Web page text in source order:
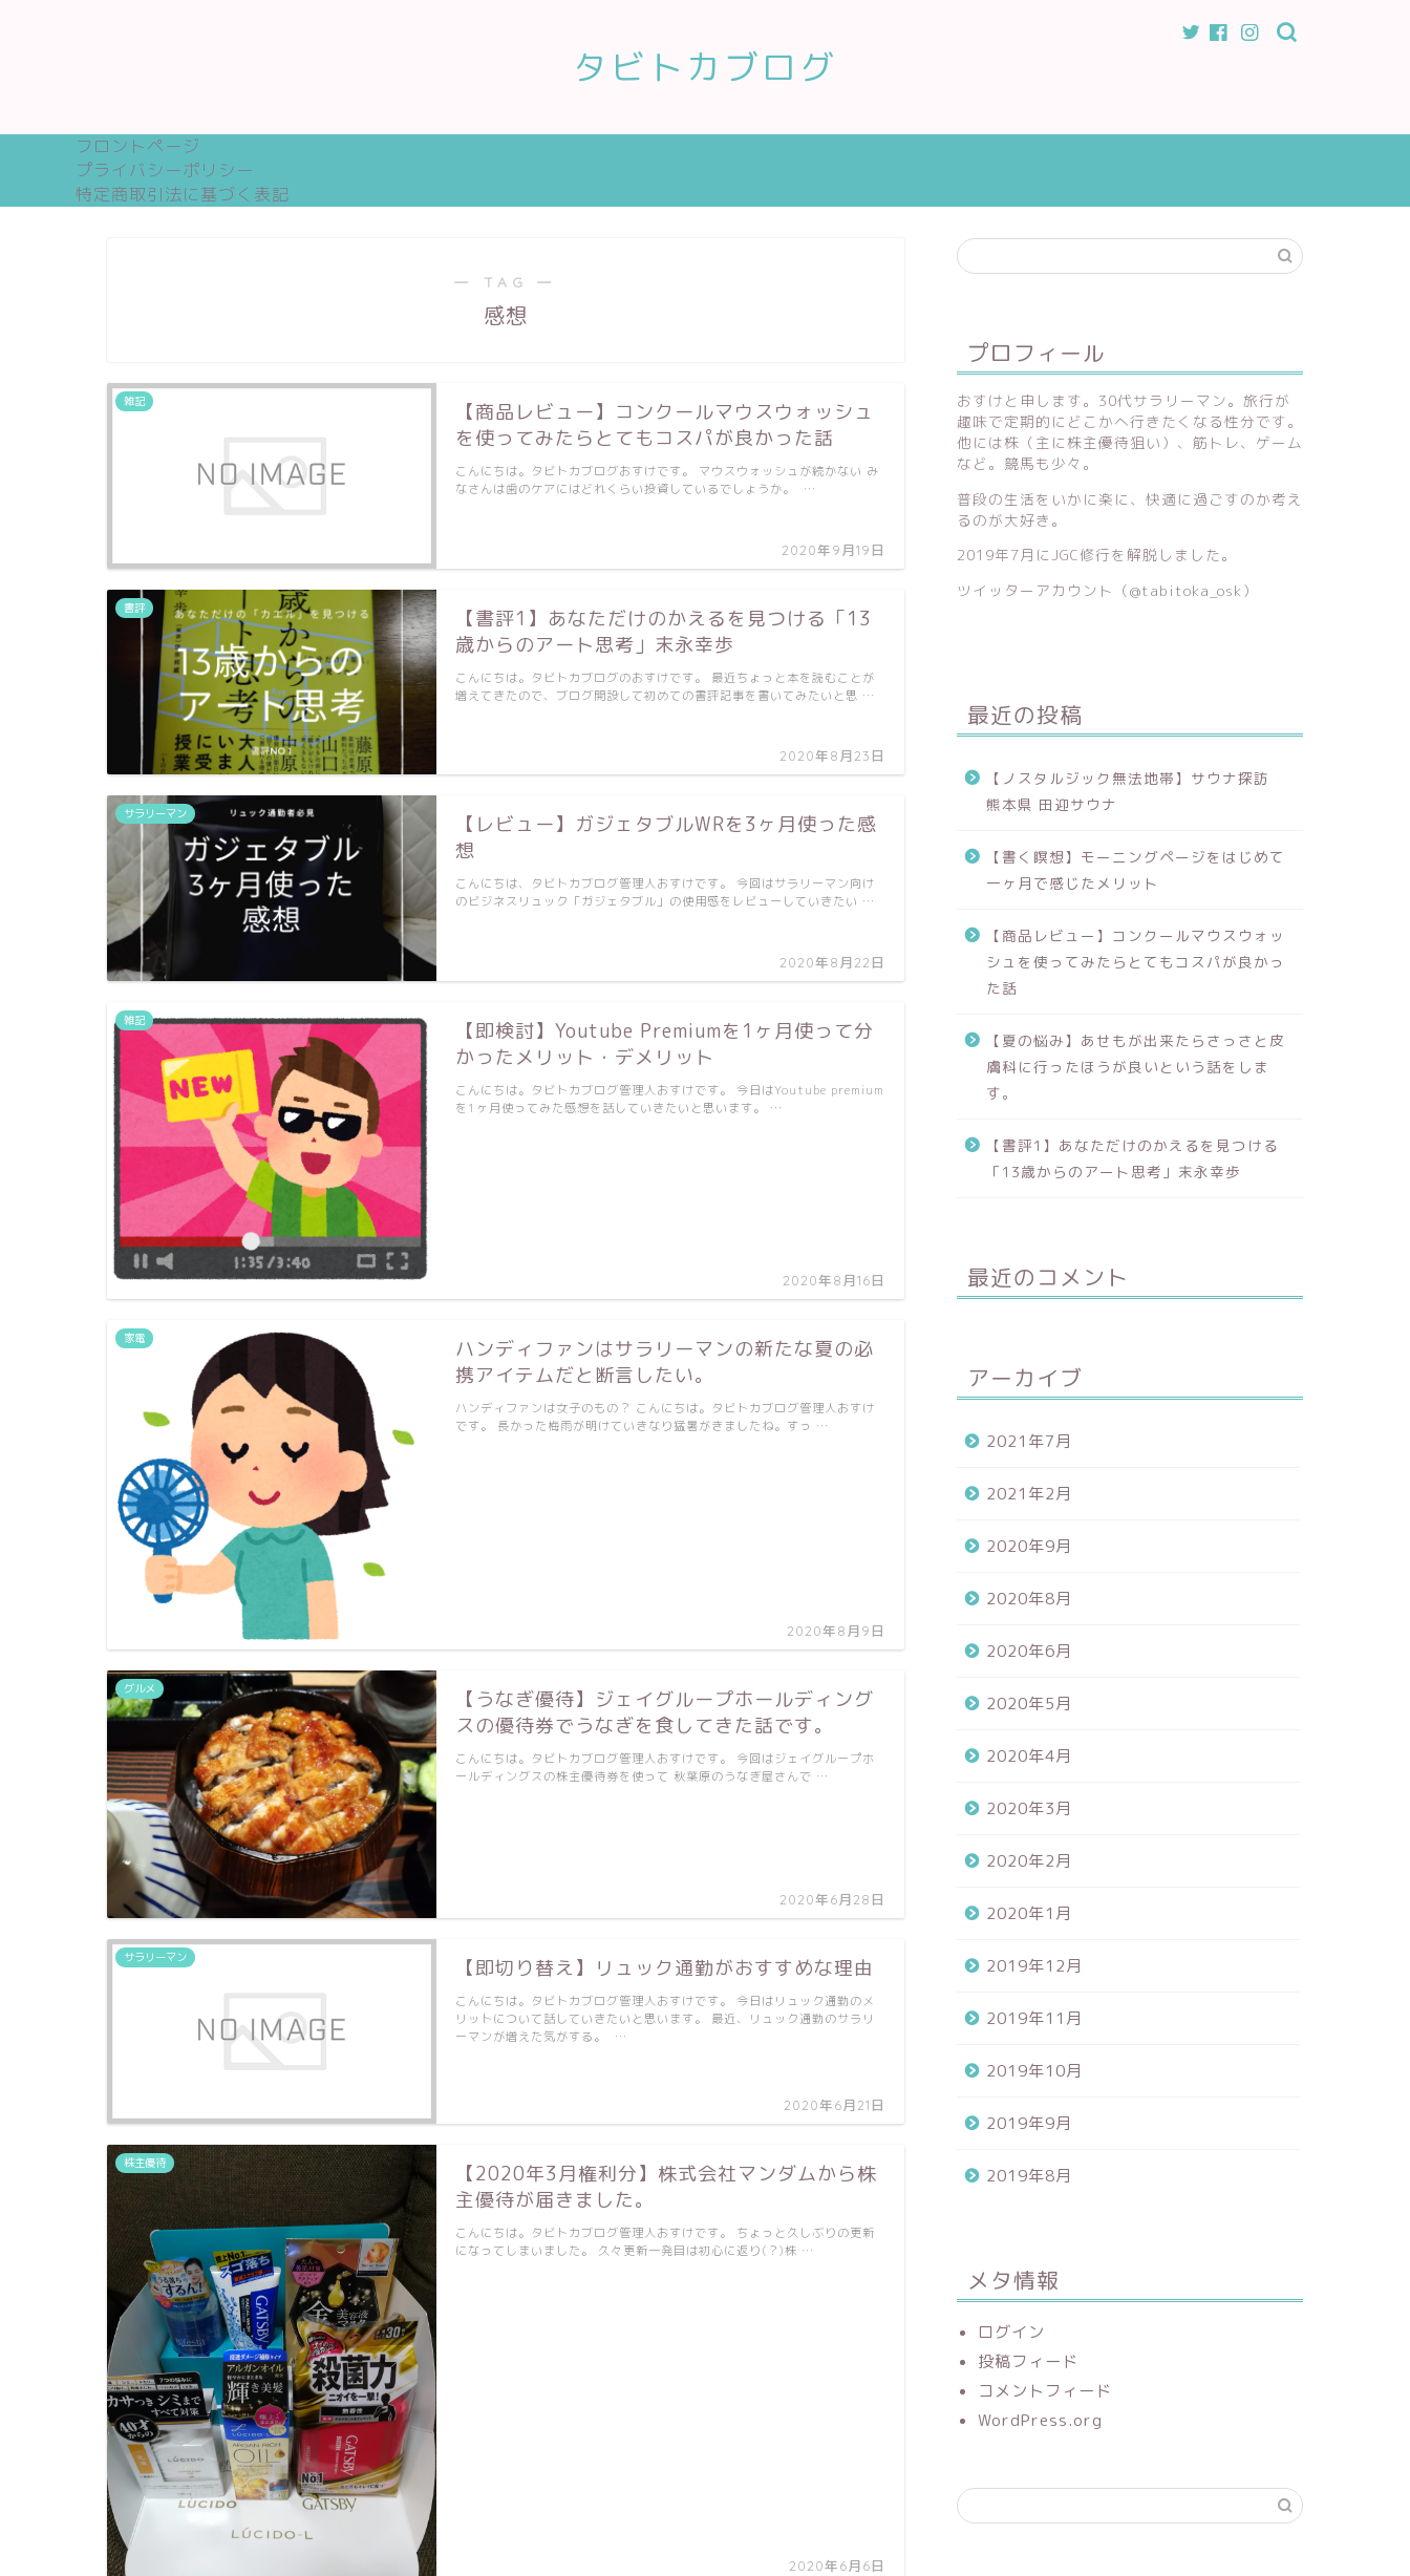
タビトカブログ
フロントページ
プライバシーポリシー
特定商取引法に基づく表記
― TAG ―
感想
雑記
【商品レビュー】コンクールマウスウォッシュ
を使ってみたらとてもコスパが良かった話
2020年9月19日
こんにちは。タビトカブログおすけです。 マウスウォッシュが続かない み
なさんは歯のケアにはどれくらい投資しているでしょうか。 …
書評
【書評1】あなただけのかえるを見つける「13
歳からのアート思考」末永幸歩
2020年8月23日
こんにちは。タビトカブログのおすけです。 最近ちょっと本を読むことが
増えてきたので、ブログ開設して初めての書評記事を書いてみたいと思 …
サラリーマン
【レビュー】ガジェタブルWRを3ヶ月使った感
想
2020年8月22日
こんにちは、タビトカブログ管理人おすけです。 今回はサラリーマン向け
のビジネスリュック「ガジェタブル」の使用感をレビューしていきたい …
雑記
【即検討】Youtube Premiumを1ヶ月使って分
かったメリット・デメリット
2020年8月16日
こんにちは。タビトカブログ管理人おすけです。 今日はYoutube premium
を1ヶ月使ってみた感想を話していきたいと思います。 …
家電
ハンディファンはサラリーマンの新たな夏の必
携アイテムだと断言したい。
2020年8月9日
ハンディファンは女子のもの？ こんにちは。タビトカブログ管理人おすけ
です。 長かった梅雨が明けていきなり猛暑がきましたね。すっ …
グルメ
【うなぎ優待】ジェイグループホールディング
スの優待券でうなぎを食してきた話です。
2020年6月28日
こんにちは。タビトカブログ管理人おすけです。 今回はジェイグループホ
ールディングスの株主優待券を使って 秋葉原のうなぎ屋さんで …
サラリーマン 【即切り替え】リュック通勤がおすすめな理由
2020年6月21日
こんにちは。タビトカブログ管理人おすけです。 今日はリュック通勤のメ
リットについて話していきたいと思います。 最近、リュック通勤のサラリ
ーマンが増えた気がする。 …
株主優待
【2020年3月権利分】株式会社マンダムから株
主優待が届きました。
2020年6月6日
こんにちは。タビトカブログ管理人おすけです。 ちょっと久しぶりの更新
になってしまいました。 久々更新一発目は初心に返り(？)株 …
プロフィール
おすけと申します。30代サラリーマン。旅行が
趣味で定期的にどこかへ行きたくなる性分です。
他には株（主に株主優待狙い）、筋トレ、ゲーム
など。競馬も少々。
普段の生活をいかに楽に、快適に過ごすのか考え
るのが大好き。
2019年7月にJGC修行を解脱しました。
ツイッターアカウント（@tabitoka_osk）
最近の投稿
【ノスタルジック無法地帯】サウナ探訪
熊本県 田迎サウナ
【書く瞑想】モーニングページをはじめて
一ヶ月で感じたメリット
【商品レビュー】コンクールマウスウォッ
シュを使ってみたらとてもコスパが良かっ
た話
【夏の悩み】あせもが出来たらさっさと皮
膚科に行ったほうが良いという話をしま
す。
【書評1】あなただけのかえるを見つける
「13歳からのアート思考」末永幸歩
最近のコメント
アーカイブ
2021年7月
2021年2月
2020年9月
2020年8月
2020年6月
2020年5月
2020年4月
2020年3月
2020年2月
2020年1月
2019年12月
2019年11月
2019年10月
2019年9月
2019年8月
メタ情報
ログイン
投稿フィード
コメントフィード
WordPress.org